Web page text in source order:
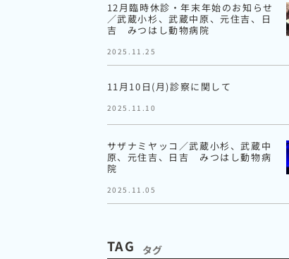
12月臨時休診・年末年始のお知らせ
／武蔵小杉、武蔵中原、元住吉、日
吉 みつはし動物病院
2025.11.25
11月10日(月)診察に関して
2025.11.10
サザナミヤッコ／武蔵小杉、武蔵中
原、元住吉、日吉 みつはし動物病
院
2025.11.05
TAG タグ